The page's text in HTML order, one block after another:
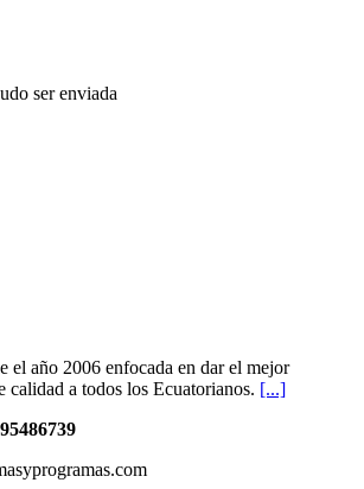
ser enviada
el año 2006 enfocada en dar el mejor
calidad a todos los Ecuatorianos. [...]